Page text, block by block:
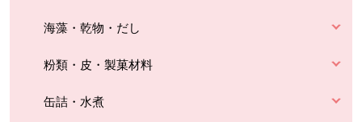
海藻・乾物・だし
粉類・皮・製菓材料
缶詰・水煮